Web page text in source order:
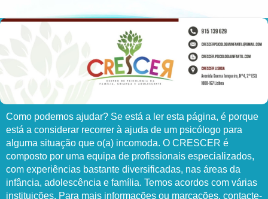
Como podemos ajudar? Se está a ler esta página, é porque
está a considerar recorrer à ajuda de um psicólogo para
alguma situação que o(a) incomoda. O CRESCER é
composto por uma equipa de profissionais especializados,
com experiências bastante diversificadas, nas áreas da
infância, adolescência e família. Temos acordos com várias
instituições. Para mais informações ou marcações, contacte-